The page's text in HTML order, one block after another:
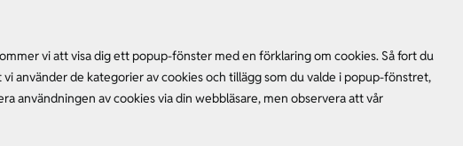
Övrigt
vi att visa dig ett popup-fönster med en förklaring om cookies. Så fort du
använder de kategorier av cookies och tillägg som du valde i popup-fönstret,
användningen av cookies via din webbläsare, men observera att vår